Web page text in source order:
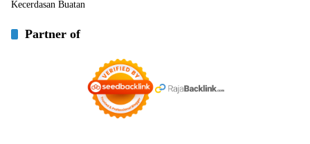
Kecerdasan Buatan
Partner of